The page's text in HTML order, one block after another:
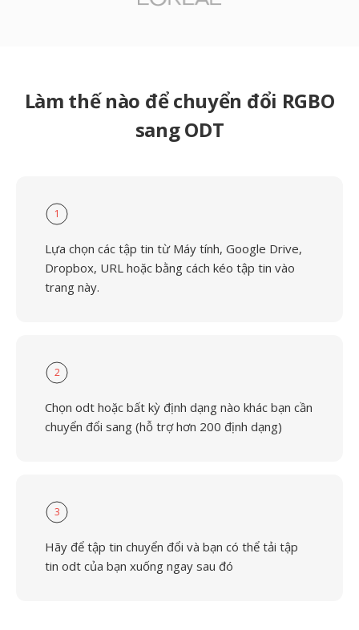
Làm thế nào để chuyển đổi RGBO
sang ODT
1
Lựa chọn các tập tin từ Máy tính, Google Drive,
Dropbox, URL hoặc bằng cách kéo tập tin vào
trang này.
2
Chọn odt hoặc bất kỳ định dạng nào khác bạn cần
chuyển đổi sang (hỗ trợ hơn 200 định dạng)
3
Hãy để tập tin chuyển đổi và bạn có thể tải tập
tin odt của bạn xuống ngay sau đó